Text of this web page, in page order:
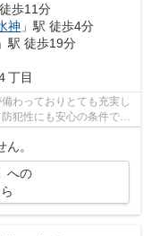
歩11分
神 」駅 徒歩4分
」駅 徒歩19分
丁目
わっておりとても充実し
犯性にも安心の条件で
。
への